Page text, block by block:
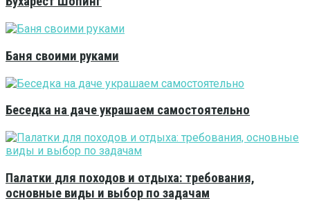
Баня своими руками
Беседка на даче украшаем самостоятельно
Палатки для походов и отдыха: требования,
основные виды и выбор по задачам